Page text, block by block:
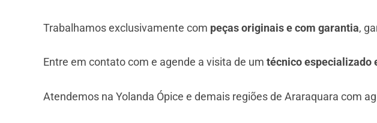
Trabalhamos exclusivamente com peças originais e com garantia,
Entre em contato com e agende a visita de um técnico especializado
Atendemos na Yolanda Ópice e demais regiões de Araraquara com